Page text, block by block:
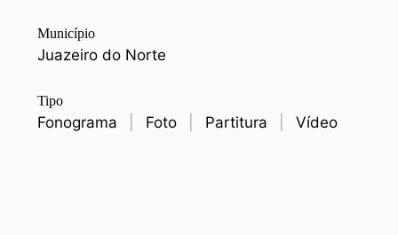
Município
Juazeiro do Norte
Tipo
Fonograma Foto Partitura Vídeo